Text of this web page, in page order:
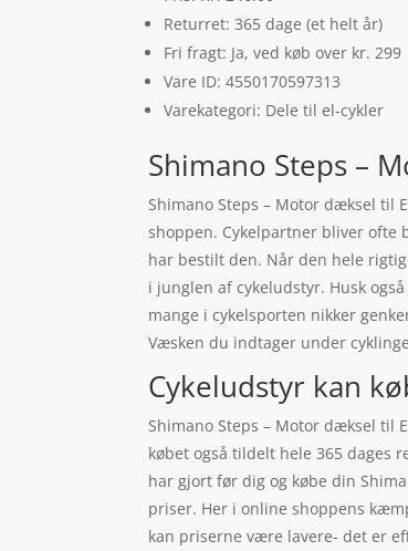
Returret: 365 dage (et helt år)
Fri fragt: Ja, ved køb over kr. 299
Vare ID: 4550170597313
Varekategori: Dele til el-cykler
Shimano Steps –
Shimano Steps – Motor dæksel til
shoppen. Cykelpartner bliver ofte
har bestilt den. Når den hele
i junglen af cykeludstyr. Husk
mange i cykelsporten nikker
Væsken du indtager under
Cykeludstyr kan
Shimano Steps – Motor dæksel til
købet også tildelt hele 365 dages
har gjort før dig og købe din
priser. Her i online shoppens
kan priserne være lavere- det er